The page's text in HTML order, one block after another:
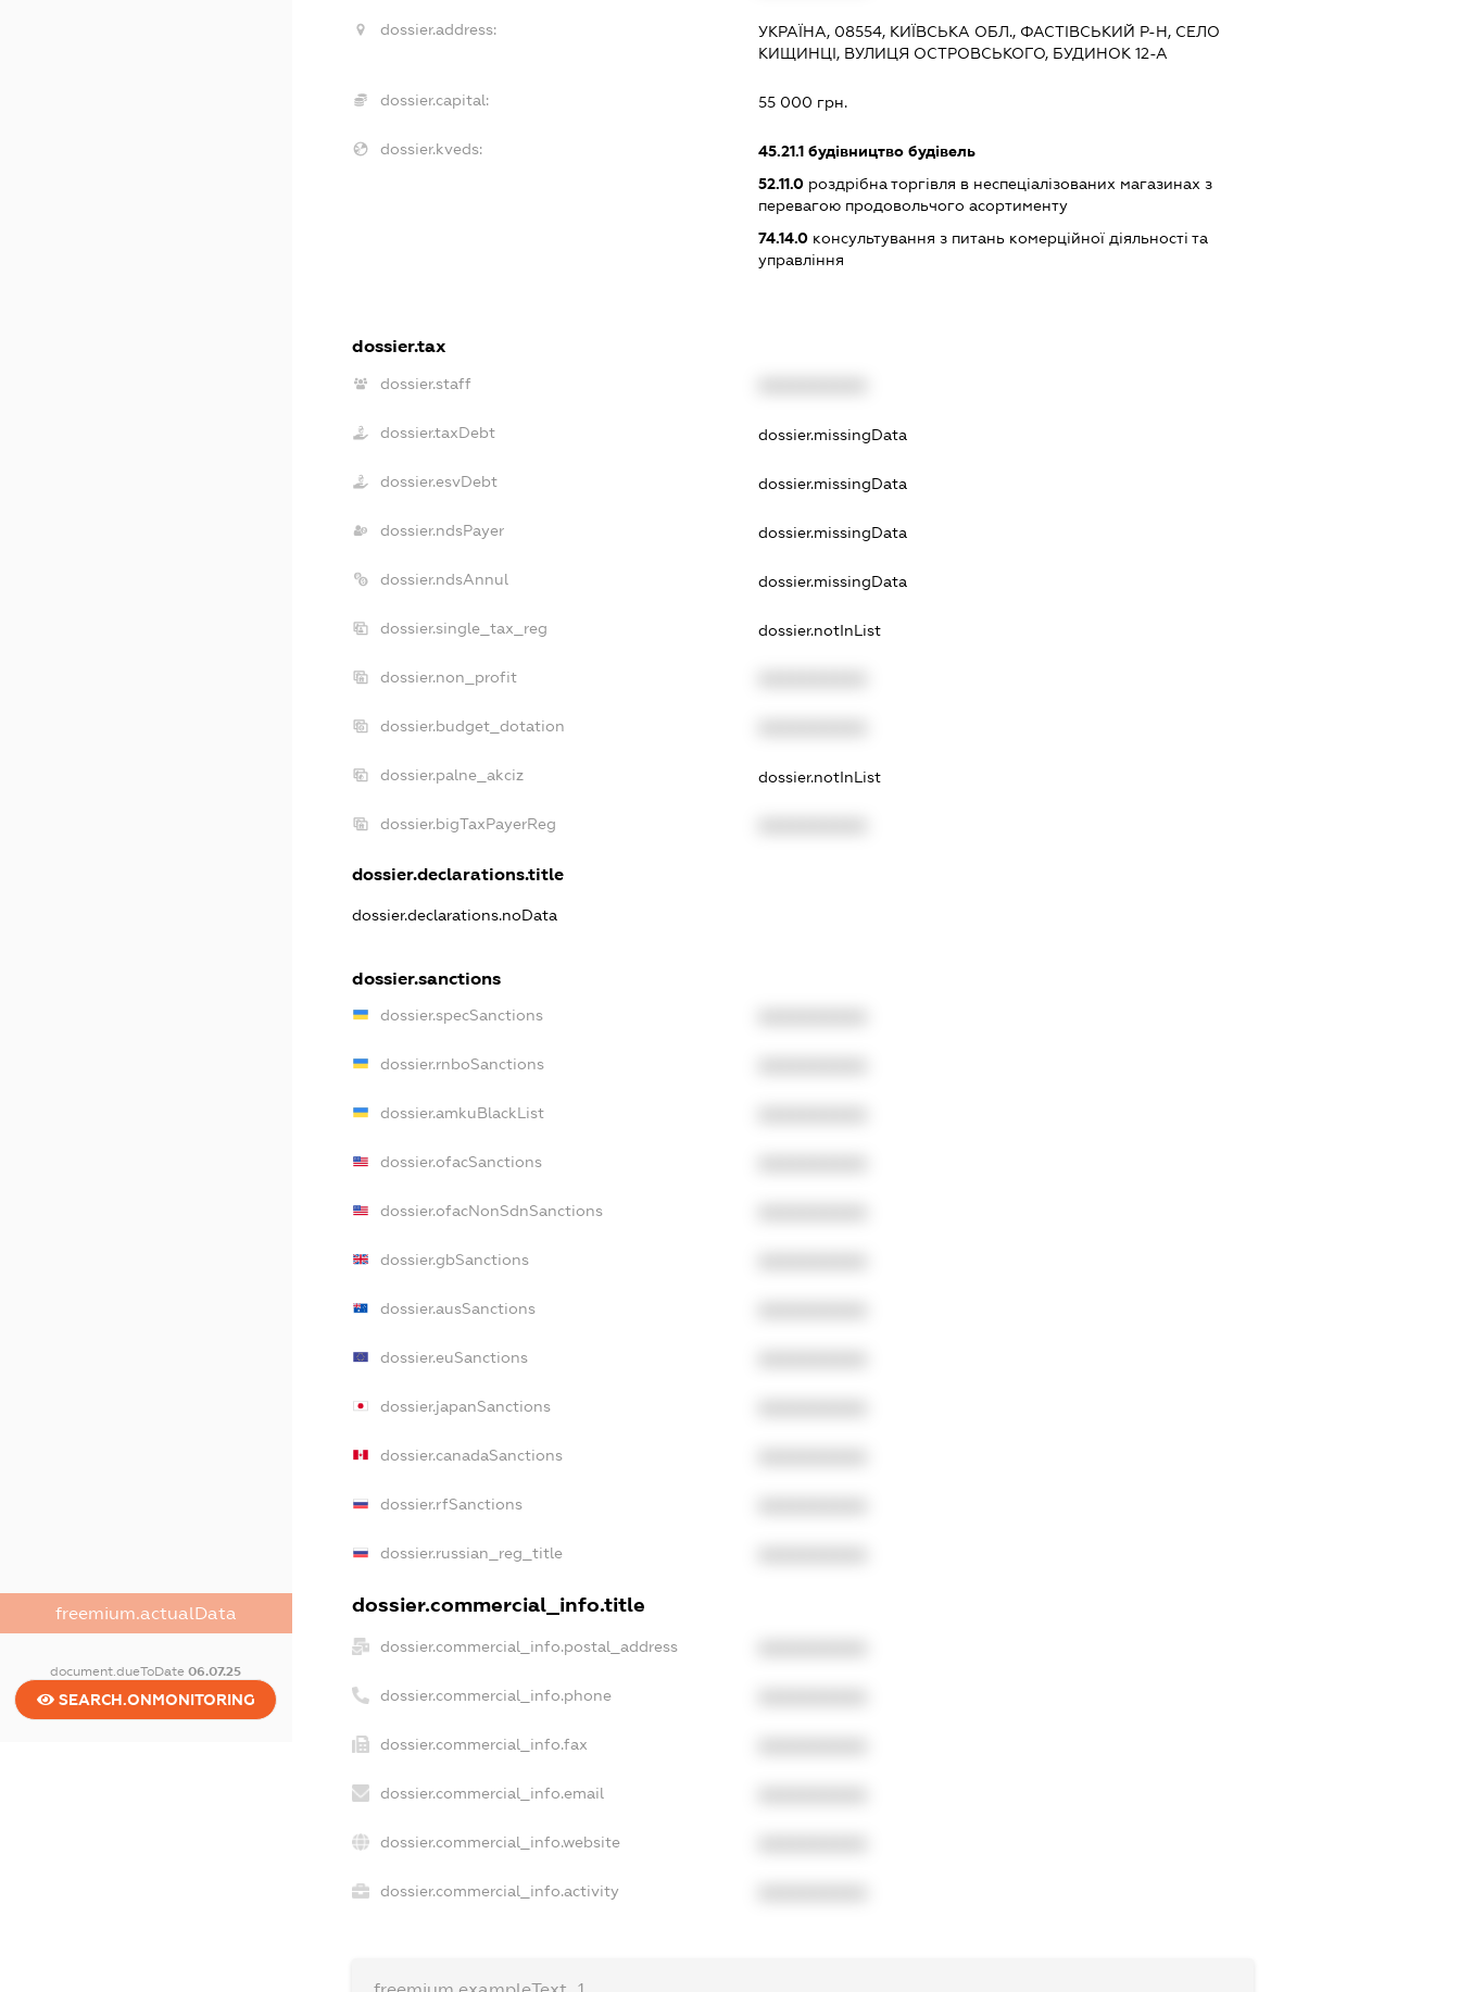
freemium.actualData
document.dueToDate06.07.25
SEARCH.ONMONITORING
dossier.address:
УКРАЇНА, 08554, КИЇВСЬКА ОБЛ., ФАСТІВСЬКИЙ Р-Н, СЕЛО
КИЩИНЦІ, ВУЛИЦЯ ОСТРОВСЬКОГО, БУДИНОК 12-А
dossier.capital: 55 000 грн.
dossier.kveds: 45.21.1будівництво будівель
52.11.0роздрібна торгівля в неспеціалізованих магазинах з
перевагою продовольчого асортименту
74.14.0консультування з питань комерційної діяльності та
управління
dossier.tax
dossier.staff
dossier.taxDebt dossier.missingData
dossier.esvDebt dossier.missingData
dossier.ndsPayer dossier.missingData
dossier.ndsAnnul dossier.missingData
dossier.single_tax_reg dossier.notInList
dossier.non_profit
dossier.budget_dotation
dossier.palne_akciz dossier.notInList
dossier.bigTaxPayerReg
dossier.declarations.title
dossier.declarations.noData
dossier.sanctions
dossier.specSanctions
dossier.rnboSanctions
dossier.amkuBlackList
dossier.ofacSanctions
dossier.ofacNonSdnSanctions
dossier.gbSanctions
dossier.ausSanctions
dossier.euSanctions
dossier.japanSanctions
dossier.canadaSanctions
dossier.rfSanctions
dossier.russian_reg_title
dossier.commercial_info.title
dossier.commercial_info.postal_address
dossier.commercial_info.phone
dossier.commercial_info.fax
dossier.commercial_info.email
dossier.commercial_info.website
dossier.commercial_info.activity